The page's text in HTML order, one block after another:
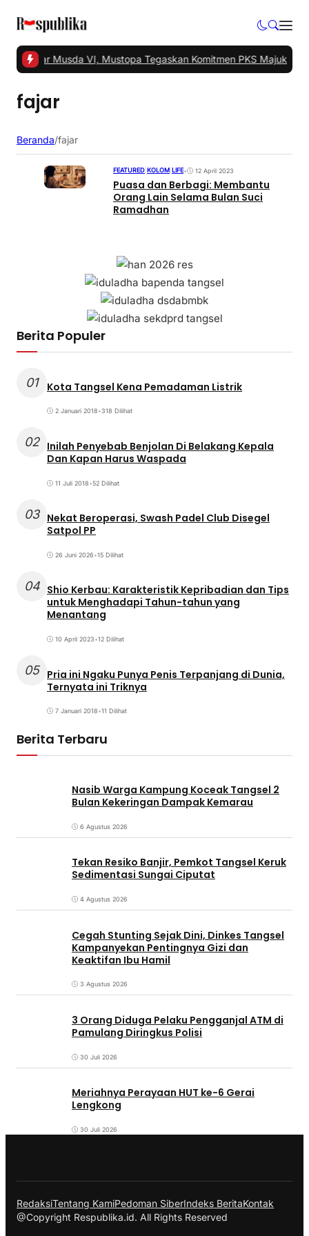
Gelar Musda VI, Mustopa Tegaskan Komitmen PKS Majukan
fajar
Beranda/fajar
FEATURED KOLOM LIFE• 12 April 2023
Puasa dan Berbagi: Membantu
Orang Lain Selama Bulan Suci
Ramadhan
Berita Populer
01 Kota Tangsel Kena Pemadaman Listrik
2 Januari 2018•318 Dilihat
02 Inilah Penyebab Benjolan Di Belakang Kepala
Dan Kapan Harus Waspada
11 Juli 2018•52 Dilihat
03 Nekat Beroperasi, Swash Padel Club Disegel
Satpol PP
26 Juni 2026•15 Dilihat
04 Shio Kerbau: Karakteristik Kepribadian dan Tips
untuk Menghadapi Tahun-tahun yang
Menantang
10 April 2023•12 Dilihat
05 Pria ini Ngaku Punya Penis Terpanjang di Dunia,
Ternyata ini Triknya
7 Januari 2018•11 Dilihat
Berita Terbaru
Nasib Warga Kampung Koceak Tangsel 2
Bulan Kekeringan Dampak Kemarau
6 Agustus 2026
Tekan Resiko Banjir, Pemkot Tangsel Keruk
Sedimentasi Sungai Ciputat
4 Agustus 2026
Cegah Stunting Sejak Dini, Dinkes Tangsel
Kampanyekan Pentingnya Gizi dan
Keaktifan Ibu Hamil
3 Agustus 2026
3 Orang Diduga Pelaku Pengganjal ATM di
Pamulang Diringkus Polisi
30 Juli 2026
Meriahnya Perayaan HUT ke-6 Gerai
Lengkong
30 Juli 2026
RedaksiTentang KamiPedoman SiberIndeks BeritaKontak
@Copyright Respublika.id. All Rights Reserved